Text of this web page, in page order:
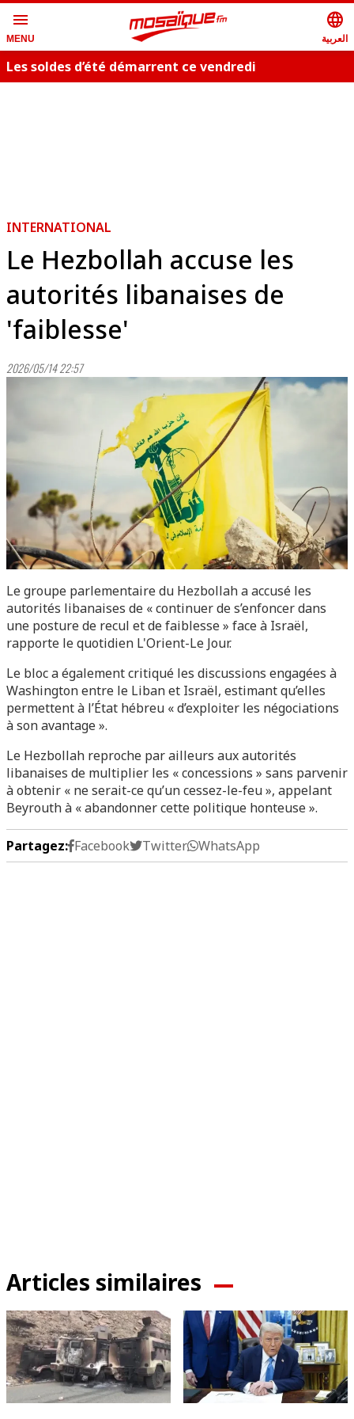
menu
MENU
language
العربية
Les soldes d’été démarrent ce vendredi
INTERNATIONAL
Le Hezbollah accuse les
autorités libanaises de
'faiblesse'
2026/05/14 22:57
Le groupe parlementaire du Hezbollah a accusé les
autorités libanaises de « continuer de s’enfoncer dans
une posture de recul et de faiblesse » face à Israël,
rapporte le quotidien L'Orient-Le Jour.
Le bloc a également critiqué les discussions engagées à
Washington entre le Liban et Israël, estimant qu’elles
permettent à l’État hébreu « d’exploiter les négociations
à son avantage ».
Le Hezbollah reproche par ailleurs aux autorités
libanaises de multiplier les « concessions » sans parvenir
à obtenir « ne serait-ce qu’un cessez-le-feu », appelant
Beyrouth à « abandonner cette politique honteuse ».
Partagez: Facebook Twitter WhatsApp
Articles similaires